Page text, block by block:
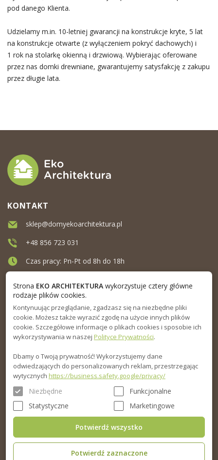
pod danego Klienta.
Udzielamy m.in. 10-letniej gwarancji na konstrukcje kryte, 5 lat
na konstrukcje otwarte (z wyłączeniem pokryć dachowych) i
1 rok na stolarkę okienną i drzwiową. Wybierając oferowane
przez nas domki drewniane, gwarantujemy satysfakcję z zakupu
przez długie lata.
MENU
INFORMACJA
PORADNIK
KONTAKT
sklep@domyekoarchitektura.pl
+48 856 723 031
Czas pracy: Pn-Pt od 8h do 18h
Strona EKO ARCHITEKTURAwykorzystuje cztery główne
rodzaje plików cookies.
Kontynuując przeglądanie, zgadzasz się na niezbędne pliki
cookie. Możesz także wyrazić zgodę na użycie innych plików
cookie. Szczegółowe informacje o plikach cookies i sposobie ich
wykorzystywania w naszej Polityce Prywatności.
Dbamy o Twoją prywatność! Wykorzystujemy dane
odwiedzających do personalizowanych reklam, przestrzegając
wytycznych https://business.safety.google/privacy/
Niezbędne
Funkcjonalne
Statystyczne
Marketingowe
Potwierdź zaznaczone
Potwierdź wszystko